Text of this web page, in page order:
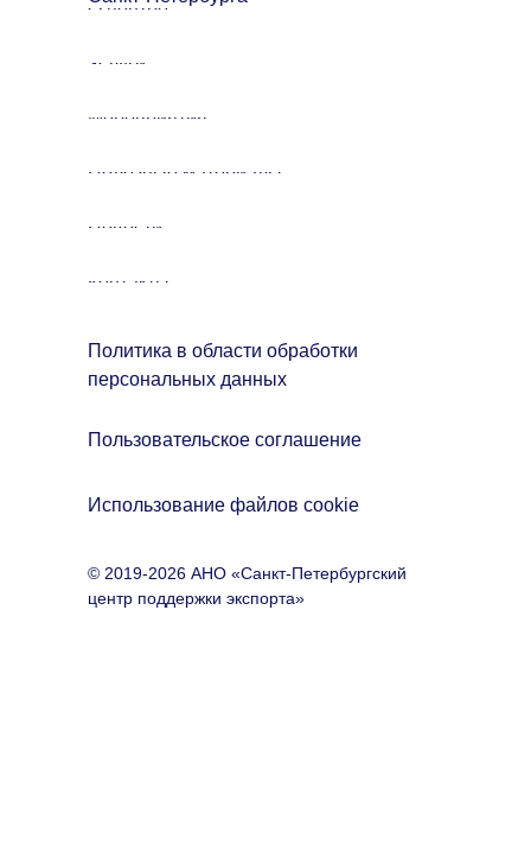
О центре
Услуги
Мероприятия
Полезные материалы
Новости
Контакты
Пользовательское соглашение
Использование файлов cookie
Политика в области обработки
персональных данных
© 2019-2026 АНО «Санкт-Петербургский
центр поддержки экспорта»